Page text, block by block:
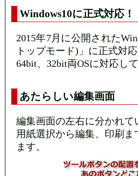
Windows10に正式対応！
2015年7月に公開された
トップモード)」に正式対
64bit、32bit両OSに対応して
あたらしい編集画面
編集画面の左右に分かれ
用紙選択から編集、印刷
ます。